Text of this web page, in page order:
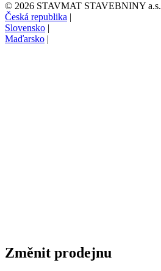
© 2026 STAVMAT STAVEBNINY a.s.
Česká republika
Slovensko
Maďarsko
Změnit prodejnu